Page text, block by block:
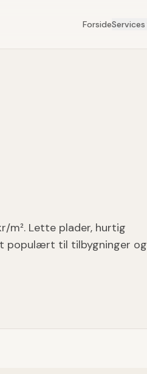
ForsideServices
m². Lette plader, hurtig
populært til tilbygninger og